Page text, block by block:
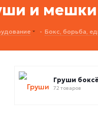
и мешки
- Бокс, борьба,
Груши
72 товаров